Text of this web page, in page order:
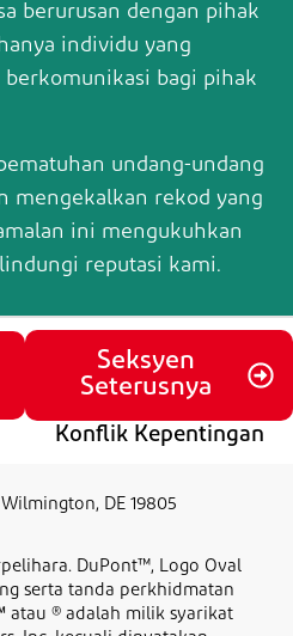
berurusan dengan pihak
individu yang
berkomunikasi bagi pihak
undang-undang
mengekalkan rekod yang
ini mengukuhkan
reputasi kami.
Seksyen
Seterusnya
Konflik Kepentingan
DE 19805
DuPont™, Logo Oval
serta tanda perkhidmatan
atau ® adalah milik syarikat